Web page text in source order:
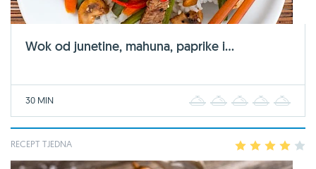
Wok od junetine, mahuna, paprike i...
30 MIN 2 3 4
RECEPT TJEDNA 2 3 4